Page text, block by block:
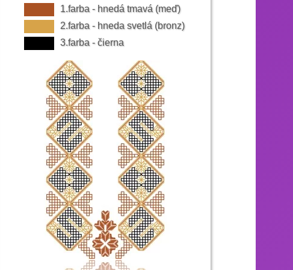
oranžových a červených odtieňoch.
letným odevom, potom prešli ako spodný odev
a strapčekmi z vlny. Ešte začiatkom 20.
trojprackové opasky. Vrchným odevom boli hune,
Klobúky mali rozličné tvary, vyhnutú krempu a
z domácej vlny s rázporkom naboku a krpce s
1.farba - hnedá tmavá (meď)
2.farba - hneda svetlá (bronz)
3.farba - čierna